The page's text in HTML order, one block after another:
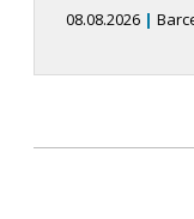
08.08.2026 |